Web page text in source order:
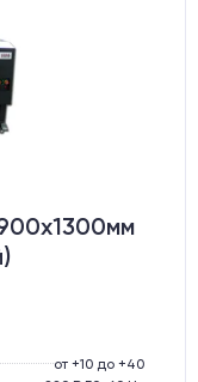
от +10 до +40